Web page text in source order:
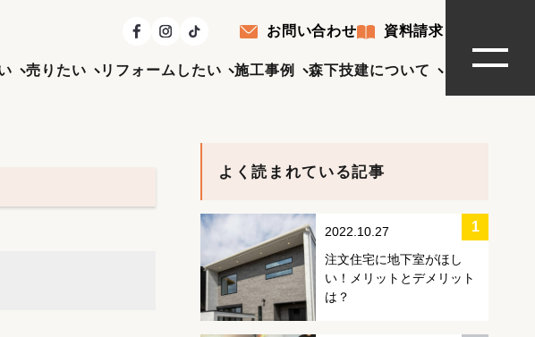
お問い合わせ 資料請求
売りたい リフォームしたい 施工事例 森下技建について
よく読まれている記事
2022.10.27
注文住宅に地下室がほし
い！メリットとデメリット
は？